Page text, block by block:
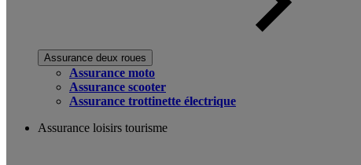
Assurance deux roues
Assurance moto
Assurance scooter
Assurance trottinette électrique
Assurance loisirs tourisme